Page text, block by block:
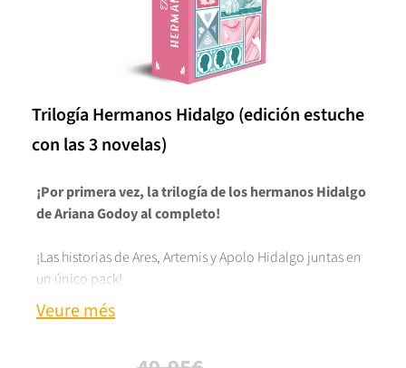
Trilogía Hermanos Hidalgo (edición estuche
con las 3 novelas)
¡Por primera vez, la trilogía de los hermanos Hidalgo
de Ariana Godoy al completo!
¡Las historias de Ares, Artemis y Apolo Hidalgo juntas en
un único pack!
Raquel lleva toda la vida loca por Ares, su atractivo y
Veure més